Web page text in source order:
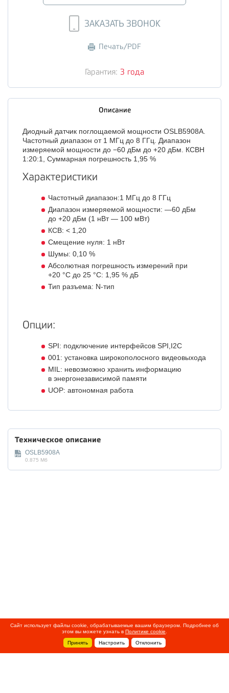
ЗАКАЗАТЬ ЗВОНОК
Печать/PDF
Гарантия: 3 года
Описание
Диодный датчик поглощаемой мощности OSLB5908A.
Частотный диапазон от 1 МГц до 8 ГГц. Диапазон
измеряемой мощности до −60 дБм до +20 дБм. КСВН
1:20:1, Суммарная погрешность 1,95 %
Характеристики
Частотный диапазон:1 МГц до 8 ГГц
Диапазон измеряемой мощности: —60 дБм
до +20 дБм (1 нВт — 100 мВт)
КСВ: < 1,20
Смещение нуля: 1 нВт
Шумы: 0,10 %
Абсолютная погрешность измерений при
+20 °C до 25 °C: 1,95 % дБ
Тип разъема: N-тип
Опции:
SPI: подключение интерфейсов SPI,I2C
001: установка широкополосного видеовыхода
MIL: невозможно хранить информацию
в энергонезависимой памяти
UOP: автономная работа
Техническое описание
OSLB5908A
0.875 Мб
Сайт использует файлы cookie, обрабатываемые вашим браузером. Подробнее об
этом вы можете узнать в Политике cookie
Принять
Настроить Отклонить